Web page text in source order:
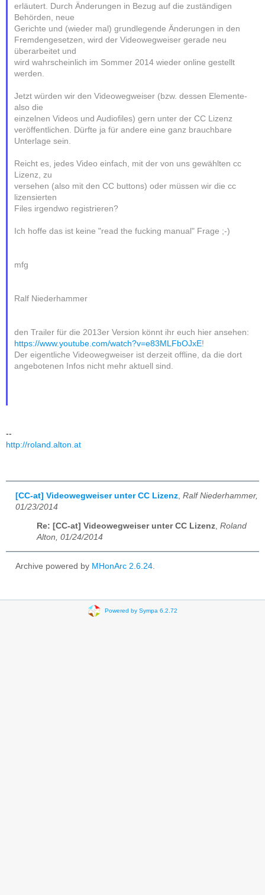
erläutert. Durch Änderungen in Bezug auf die zuständigen
Behörden, neue
Gerichte und (wieder mal) grundlegende Änderungen in den
Fremdengesetzen, wird der Videowegweiser gerade neu
überarbeitet und
wird wahrscheinlich im Sommer 2014 wieder online gestellt
werden.
Jetzt würden wir den Videowegweiser (bzw. dessen Elemente-
also die
einzelnen Videos und Audiofiles) gern unter der CC Lizenz
veröffentlichen. Dürfte ja für andere eine ganz brauchbare
Unterlage sein.
Reicht es, jedes Video einfach, mit der von uns gewählten cc
Lizenz, zu
versehen (also mit den CC buttons) oder müssen wir die cc
lizensierten
Files irgendwo registrieren?
Ich hoffe das ist keine "read the fucking manual" Frage ;-)
mfg
Ralf Niederhammer
den Trailer für die 2013er Version könnt ihr euch hier ansehen:
https://www.youtube.com/watch?v=e83MLFbOJxE!
Der eigentliche Videowegweiser ist derzeit offline, da die dort
angebotenen Infos nicht mehr aktuell sind.
--
http://roland.alton.at
[CC-at] Videowegweiser unter CC Lizenz Ralf Niederhammer,
01/23/2014
Re: [CC-at] Videowegweiser unter CC Lizenz, Roland
Alton, 01/24/2014
Archive powered by MHonArc 2.6.24.
Powered by Sympa 6.2.72